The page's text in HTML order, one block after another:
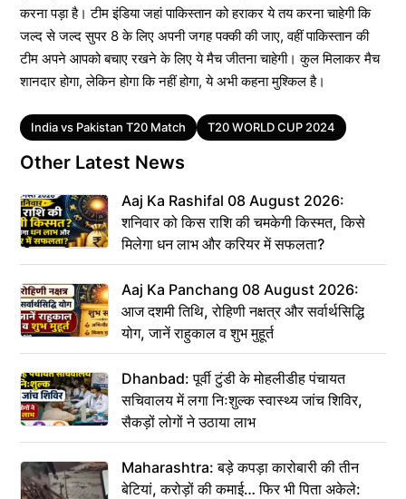
करना पड़ा है। टीम इंडिया जहां पाकिस्तान को हराकर ये तय करना चाहेगी कि
जल्द से जल्द सुपर 8 के लिए अपनी जगह पक्की की जाए, वहीं पाकिस्तान की
टीम अपने आपको बचाए रखने के लिए ये मैच जीतना चाहेगी। कुल मिलाकर मैच
शानदार होगा, लेकिन होगा कि नहीं होगा, ये अभी कहना मुश्किल है।
Tags
India vs Pakistan T20 Match T20 WORLD CUP 2024
Other Latest News
Aaj Ka Rashifal 08 August 2026:
शनिवार को किस राशि की चमकेगी किस्मत, किसे
मिलेगा धन लाभ और करियर में सफलता?
Aaj Ka Panchang 08 August 2026:
आज दशमी तिथि, रोहिणी नक्षत्र और सर्वार्थसिद्धि
योग, जानें राहुकाल व शुभ मुहूर्त
Dhanbad: पूर्वी टुंडी के मोहलीडीह पंचायत
सचिवालय में लगा निःशुल्क स्वास्थ्य जांच शिविर,
सैकड़ों लोगों ने उठाया लाभ
Maharashtra: बड़े कपड़ा कारोबारी की तीन
बेटियां, करोड़ों की कमाई… फिर भी पिता अकेले: